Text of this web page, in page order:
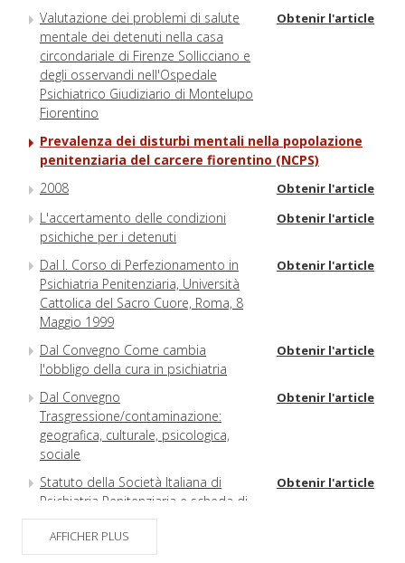
Valutazione dei problemi di salute
mentale dei detenuti nella casa
circondariale di Firenze Sollicciano e
degli osservandi nell'Ospedale
Psichiatrico Giudiziario di Montelupo
Fiorentino
Obtenir l'article
Prevalenza dei disturbi mentali nella popolazione
penitenziaria del carcere fiorentino (NCPS)
2008
Obtenir l'article
L'accertamento delle condizioni
psichiche per i detenuti
Obtenir l'article
Dal I. Corso di Perfezionamento in
Psichiatria Penitenziaria, Università
Cattolica del Sacro Cuore, Roma, 8
Maggio 1999
Obtenir l'article
Dal Convegno Come cambia
l'obbligo della cura in psichiatria
Obtenir l'article
Dal Convegno
Trasgressione/contaminazione:
geografica, culturale, psicologica,
sociale
Obtenir l'article
Statuto della Società Italiana di
Psichiatria Penitenziaria e scheda di
iscrizione
Obtenir l'article
AFFICHER PLUS